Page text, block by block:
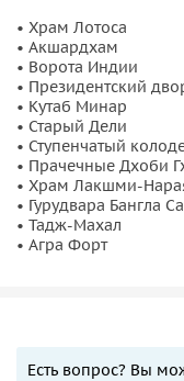
• Храм Лотоса
• Акшардхам
• Ворота Индии
• Президентский
• Кутаб Минар
• Старый Дели
• Ступенчатый
• Прачечные Дхоби
• Храм Лакшми-
• Гурудвара Бангла
• Тадж-Махал
• Агра Форт
Есть вопрос? Вы